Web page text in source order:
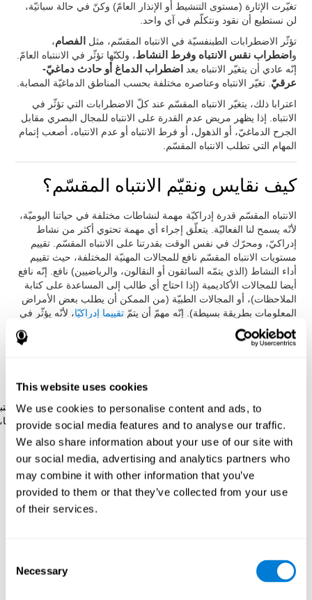
This website uses cookies
We use cookies to personalise content and ads, to
provide social media features and to analyse our traffic.
We also share information about your use of our site with
our social media, advertising and analytics partners who
may combine it with other information that you’ve
provided to them or that they’ve collected from your use
of their services.
Selection
Necessary
تغيّرت الإثارة (مستوى التنشيط أو الإنذار العامّ) وكنّ في حالة سباتيّة،
لن نستطيع أن نقود ونتكلّم في آي واحد.
تؤثّر الاضطرابات الطبنفسيّة في الانتباه المقسّم، مثل
الفصام،
و اضطراب نقس الانتباه وفرط النشاط، ولكنّها تؤثّر في الاننتباه العامّ.
إنّه عادي أن يتغيّر الانتباه بعد
اضطراب الدماغ أو حادث دماغيّ-
عرقيّ . تغيّر الانتباه وعناصره مختلفة بحسب المناطق الدماغيّة المصابة.
اعترابا ذلك، يتغيّر الانتباه المقسّم عند كلّ الاضطرابات التي تؤثّر في
الانتباه. إذا يظهر مريض عدم القدرة على الانتباه للمجال البصري مقابل
الجرح الدماغيّ، أو الذهول، أو فرط الانتباه أو عدم الانتباه، أصعب إتمام
المهام التي تطلب الانتباه المقسّم.
كيف نقايس ونقيّم الانتباه المقسّم؟
الانتباه المقسّم قدرة إدراكيّة مهمة لنشاطات مختلفة في حياتنا اليوميّة،
لأنّه يسمح لنا الفعاليّة. يتعلّق إجراء أي مهمة تحتوي أكثر من نشاط
إدراكيّ، ومحرّك في نفس الوقت بقدرتنا على الانتباه المقسّم. تقييم
مستويات الانتباه المقسّم نافع للمجالات المهنيّة المختلفة، حيث تقييم
أداء النشاط (الذي يتمّه السائقون أو النقالون، والرياضيين) نافع. إنّه نافع
أيضا للمجالات الأكاديمية (إذا احتاج أي طالب إلى المساعدة على كتابة
الملاحظات)، أو المجالات الطبيّة (من الممكن أن يطلب بعض الأمراض
المعلومات بطريقة بسيطة). إنّه مهمّ أن يتمّتقييما إدراكيّا، لأنّه يؤثّر في
المنفعة العملي،أو الأكاديميّ.
يرتكز فريق كوجنيفيت لقياس الانتباه المقسّم على رائز Stroop. هكذا،
رائز المزامنةDIAT-SHIF
: تحتاج إلى إتباع سير كرة بيضاء
للكلمات التي تظهر في الشاشة. عندما تطابق الكلمة على لونها،
عليك أن تجيب وأنت تنتبه لحافزين في نفس الوقت. عليك أن
تواجه تغييرات التخطيط، والأجوبة الجديدة، واستعمال قدرة
المراقبة والقدرة البصريّة في نفس الوقت.
كيف نستعيد أو نحسّن الانتباه
يمكنك أن تتعلّم وتدرّب وتحسّن الانتباه المقسّم، كسائر المهارات
الإدراكيّة. نعطيك في كوجنيفيت إمكانيّة إتمامه بطريقة مهنيّة. بفضل